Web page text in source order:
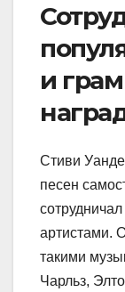
и
Стиви
песен
артистами.
такими
Чарльз,